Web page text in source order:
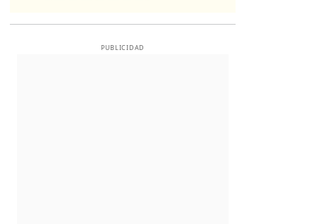
PUBLICIDAD